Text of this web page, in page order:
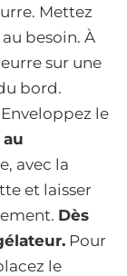
Mettez
besoin. À
sur une
bord.
le
avec la
et laisser
Dès
Pour
le